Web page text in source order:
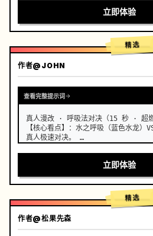
一个维护良好、现代化的农舍开放式厨
阳光明媚。
[人物]
现代乡村创作者，黑色长发随意用木簪
饰，妆容清淡，眼神专注而平静。
[镜头细节]
[00:00-00:05] 镜头 1：晨间采摘 (
动作：创作者的双手（手指修长干净）
立即体验
精选
作者@JOHN
查看完整提示词
真人漫改 · 呼吸法对决（15 秒 · 超燃
【核心看点】：水之呼吸（蓝色水龙）
真人极速对决。 …
立即体验
精选
作者@松果先森